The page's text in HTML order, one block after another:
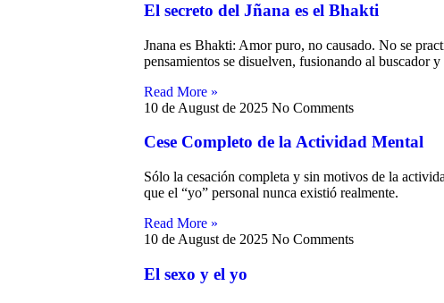
El secreto del Jñana es el Bhakti
Jnana es Bhakti: Amor puro, no causado. No se
pensamientos se disuelven, fusionando al buscador
Read More »
10 de August de 2025 No Comments
Cese Completo de la Actividad Mental
Sólo la cesación completa y sin motivos de la
que el “yo” personal nunca existió realmente.
Read More »
10 de August de 2025 No Comments
El sexo y el yo